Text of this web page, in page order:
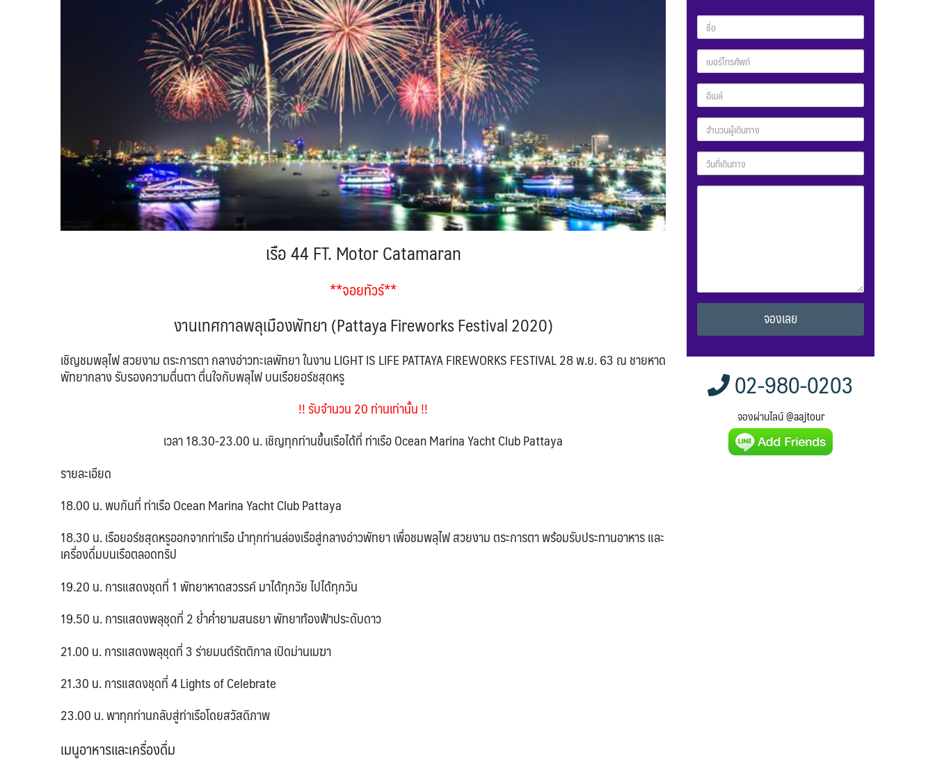
เรือ44 FT. Motor Catamaran
**จอยทัวร์**
งานเทศกาลพลุเมืองพัทยา (Pattaya Fireworks Festival 2020)
เชิญชมพลุไฟ สวยงาม ตระการตา กลางอ่าวทะเลพัทยา ในงาน LIGHT IS LIFE PATTAYA FIREWORKS FESTIVAL 28 พ.ย. 63 ณ ชายหาด
พัทยากลาง รับรองความตื่นตา ตื่นใจกับพลุไฟ บนเรือยอร์ชสุดหรู
!! รับจำนวน 20 ท่านเท่านั้น !!
เวลา 18.30-23.00 น. เชิญทุกท่านขึ้นเรือได้ที่ ท่าเรือ Ocean Marina Yacht Club Pattaya
รายละเอียด
18.00 น. พบกันที่ ท่าเรือ Ocean Marina Yacht Club Pattaya
18.30 น. เรือยอร์ชสุดหรูออกจากท่าเรือ นำทุกท่านล่องเรือสู่กลางอ่าวพัทยา เพื่อชมพลุไฟ สวยงาม ตระการตา พร้อมรับประทานอาหาร และ
เครื่องดื่มบนเรือตลอดทริป
19.20 น. การแสดงชุดที่ 1 พัทยาหาดสวรรค์ มาได้ทุกวัย ไปได้ทุกวัน
19.50 น. การแสดงพลุชุดที่ 2 ย่ำค่ำยามสนธยา พัทยาท้องฟ้าประดับดาว
21.00 น. การแสดงพลุชุดที่ 3 ร่ายมนต์รัตติกาล เปิดม่านเมฆา
21.30 น. การแสดงชุดที่ 4 Lights of Celebrate
23.00 น. พาทุกท่านกลับสู่ท่าเรือโดยสวัสดิภาพ
เมนูอาหารและเครื่องดื่ม
Alternative:
02-980-0203
จองผ่านไลน์ @aajtour